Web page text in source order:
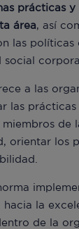
prácticas
área, así
las políticas
social
a las
las prácticas
de
orientar los
hacia la
de la